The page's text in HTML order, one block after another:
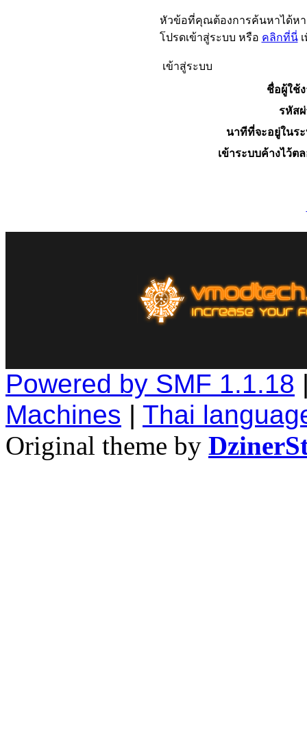
หัวข้อที่คุณต้องการค้นหาได้ห
โปรดเข้าสู่ระบบ หรือ คลิกที่นี่เ
เข้าสู่ระบบ
ชื่อผู้ใช้
รหัส
นาทีที่จะอยู่ในร
เข้าระบบค้างไว้ต
Powered by SMF 1.1.18
Machines | Thai
Original theme by